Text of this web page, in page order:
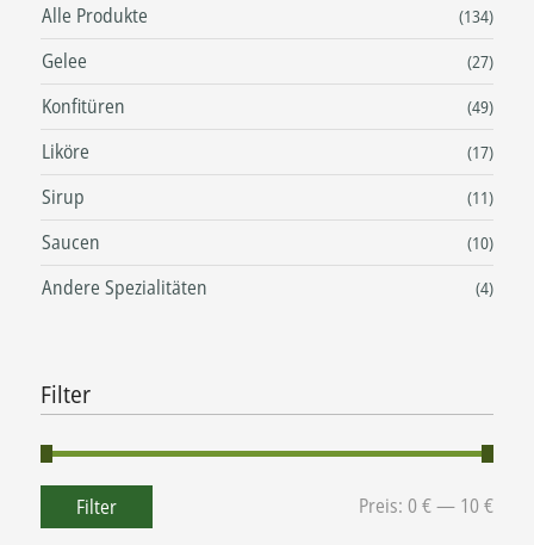
Alle Produkte (134)
Gelee (27)
Konfitüren (49)
Liköre (17)
Sirup (11)
Saucen (10)
Andere Spezialitäten (4)
Filter
Filter Preis:0 €— 10 €